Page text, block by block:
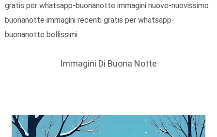
gratis per whatsapp-buonanotte immagini nuove-nuovissimo
buonanotte immagini recenti gratis per whatsapp-
buonanotte bellissimi
Immagini Di Buona Notte